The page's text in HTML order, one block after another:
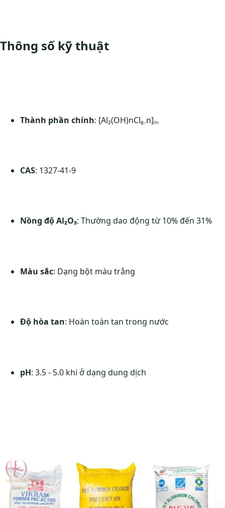
Thông số kỹ thuật
Thành phần chính: [Al₂(OH)nCl₆₋n]ₘ
CAS: 1327-41-9​​
Nồng độ Al₂O₃: Thường dao động từ 10% đến 31%​​
Màu sắc: Dạng bột màu trắng
Độ hòa tan: Hoàn toàn tan trong nước
pH: 3.5 - 5.0 khi ở dạng dung dịch​